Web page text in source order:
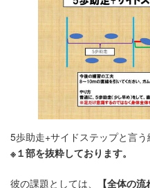
5歩助走+サイドステップと言う
※１部を抜粋しております。
彼の課題としては、 【全体の